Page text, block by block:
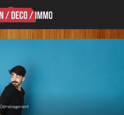
Déménagement